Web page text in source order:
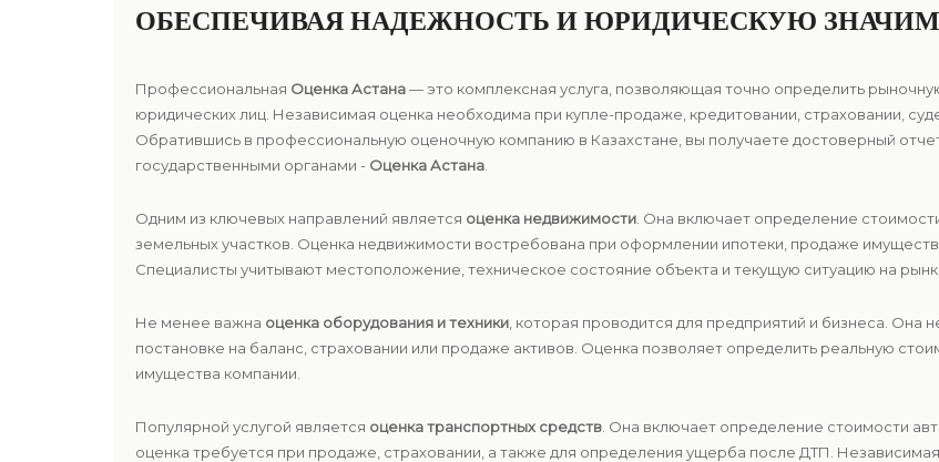
ОБЕСПЕЧИВАЯ НАДЕЖНОСТЬ И ЮРИДИЧЕСКУЮ
Профессиональная Оценка Астана— это комплексная услуга, позволяющая точно определить
юридических лиц. Независимая оценка необходима при купле-продаже, кредитовании, страховании,
Обратившись в профессиональную оценочную компанию в Казахстане, вы получаете достоверный
государственными органами - Оценка Астана
Одним из ключевых направлений является оценка недвижимости . Она включает определение
земельных участков. Оценка недвижимости востребована при оформлении ипотеки, продаже
Специалисты учитывают местоположение, техническое состояние объекта и текущую ситуацию на
Не менее важна оценка оборудования и техники , которая проводится для предприятий и бизнеса. Она
постановке на баланс, страховании или продаже активов. Оценка позволяет определить реальную
имущества компании.
Популярной услугой является оценка транспортных средств . Она включает определение стоимости
оценка требуется при продаже, страховании, а также для определения ущерба после ДТП.